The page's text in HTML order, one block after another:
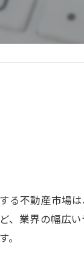
る不動産市場
、業界の幅広
。